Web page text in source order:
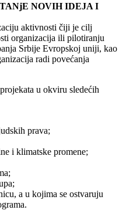
NOVIH IDEJA I
aktivnosti čiji je cilj
organizacija ili pilotiranju
Srbije Evropskoj uniji, kao
radi povećanja
u okviru sledećih
prava;
i klimatske promene;
a u kojima se ostvaruju